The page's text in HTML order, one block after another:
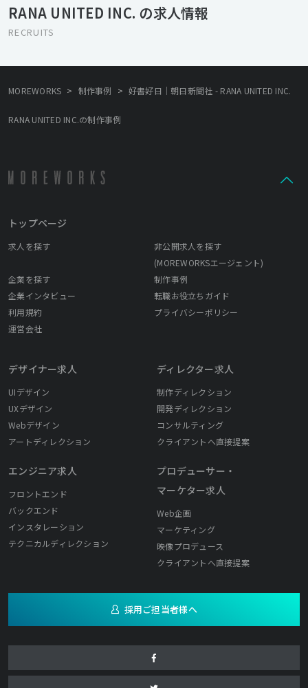
RANA UNITED INC. の求人情報
RECRUITS
MOREWORKS > 制作事例 > 好書好日｜朝日新聞社 - RANA UNITED INC.
RANA UNITED INC.の制作事例
トップページ
求人を探す
非公開求人を探す
(MOREWORKSエージェント)
企業を探す
制作事例
企業インタビュー
転職お役立ちガイド
利用規約
プライバシーポリシー
運営会社
デザイナー求人
UIデザイン
UXデザイン
Webデザイン
アートディレクション
エンジニア求人
フロントエンド
バックエンド
インスタレーション
テクニカルディレクション
ディレクター求人
制作ディレクション
開発ディレクション
コンサルティング
クライアントへ直接提案
プロデューサー・
マーケター求人
Web企画
マーケティング
映像プロデュース
クライアントへ直接提案
採用ご担当者様へ